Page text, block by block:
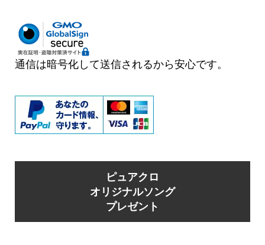
ョ
ン
通信は暗号化して送信されるから安心です。
ピュアクロ
オリジナルソング
プレゼント